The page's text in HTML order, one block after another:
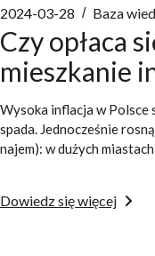
2024-03-28 Baza
Czy opłaca
mieszkanie
Wysoka inflacja w Polsce
spada. Jednocześnie
najem): w dużych
Dowiedz się więcej